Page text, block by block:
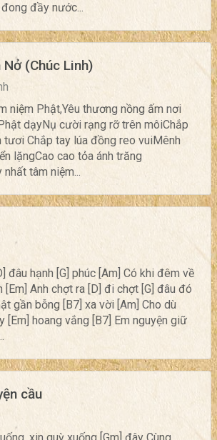
đầy nước...
Nở (Chúc Linh)
niệm Phật,Yêu thương nồng ấm nơi
dạyNụ cười rạng rỡ trên môiChắp
tươi Chắp tay lúa đồng reo vuiMênh
lặngCao cao tỏa ánh trăng
tâm niệm...
đâu hạnh [G] phúc [Am] Có khi đêm về
[Em] Anh chợt ra [D] đi chợt [G] đâu đó
gần bỗng [B7] xa vời [Am] Cho dù
[Em] hoang vắng [B7] Em nguyện giữ
cầu